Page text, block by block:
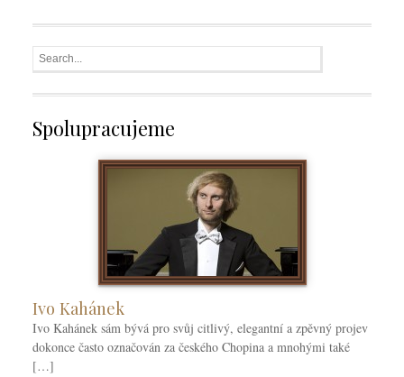
Spolupracujeme
Ivo Kahánek
Ivo Kahánek sám bývá pro svůj citlivý, elegantní a zpěvný projev
dokonce často označován za českého Chopina a mnohými také
[…]